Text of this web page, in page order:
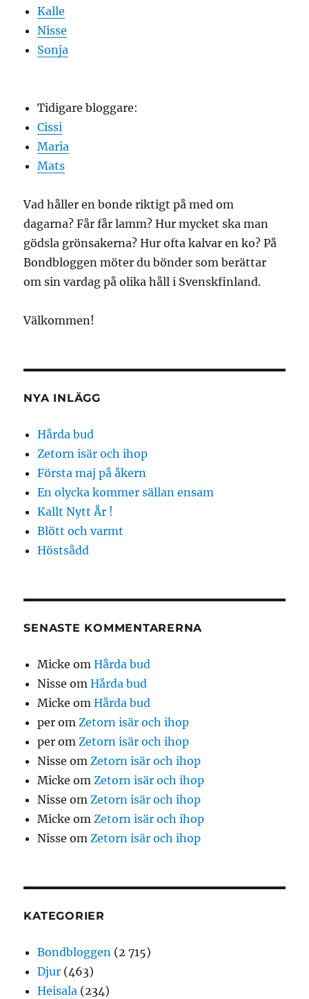
Kalle
Nisse
Sonja
Tidigare bloggare:
Cissi
Maria
Mats
Vad håller en bonde riktigt på med om
dagarna? Får får lamm? Hur mycket ska man
gödsla grönsakerna? Hur ofta kalvar en ko? På
Bondbloggen möter du bönder som berättar
om sin vardag på olika håll i Svenskfinland.
Välkommen!
NYA INLÄGG
Hårda bud
Zetorn isär och ihop
Första maj på åkern
En olycka kommer sällan ensam
Kallt Nytt År !
Blött och varmt
Höstsådd
SENASTE KOMMENTARERNA
Micke omHårda bud
Nisse omHårda bud
Micke omHårda bud
per omZetorn isär och ihop
per omZetorn isär och ihop
Nisse omZetorn isär och ihop
Micke omZetorn isär och ihop
Nisse omZetorn isär och ihop
Micke omZetorn isär och ihop
Nisse omZetorn isär och ihop
KATEGORIER
Bondbloggen (2 715)
Djur (463)
Heisala (234)